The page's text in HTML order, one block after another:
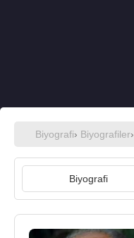
Biyografi› Biyografiler›
Biyografi